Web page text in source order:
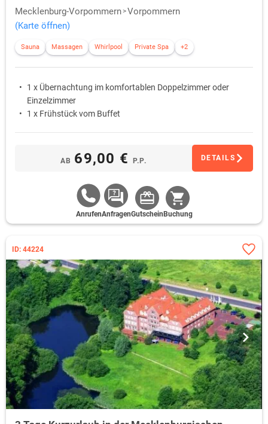
Mecklenburg-Vorpommern Vorpommern
(Karte öffnen)
Sauna Massagen Whirlpool Private Spa +2
1 x Übernachtung im komfortablen Doppelzimmer oder
Einzelzimmer
1 x Frühstück vom Buffet
AB 69,00 € P.P. DETAILS
AnrufenAnfragenGutschein Buchung
ID: 44224